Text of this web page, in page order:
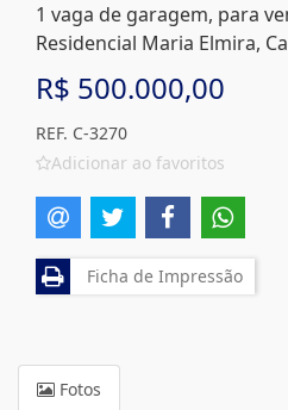
1 vaga de garagem, para
Residencial Maria Elmira,
R$ 500.000,00
REF. C-3270
Adicionar ao favoritos
Ficha de Impressão
Fotos